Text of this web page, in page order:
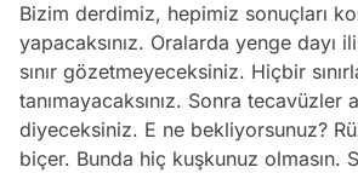
Bizim derdimiz, hepimiz sonuçları
yapacaksınız. Oralarda yenge dayı
sınır gözetmeyeceksiniz. Hiçbir
tanımayacaksınız. Sonra tecavüzler
diyeceksiniz. E ne bekliyorsunuz?
biçer. Bunda hiç kuşkunuz olmasın.